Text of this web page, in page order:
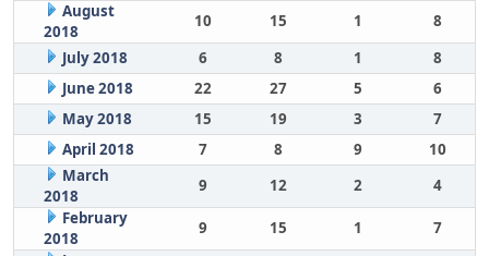
August
2018
10 15 1
8
July 2018
6 8 1
8
June 2018
22 27 5
6
May 2018
15 19 3
7
April 2018
7 8 9
10
March
2018
9 12 2
4
February
2018
9 15 1
7